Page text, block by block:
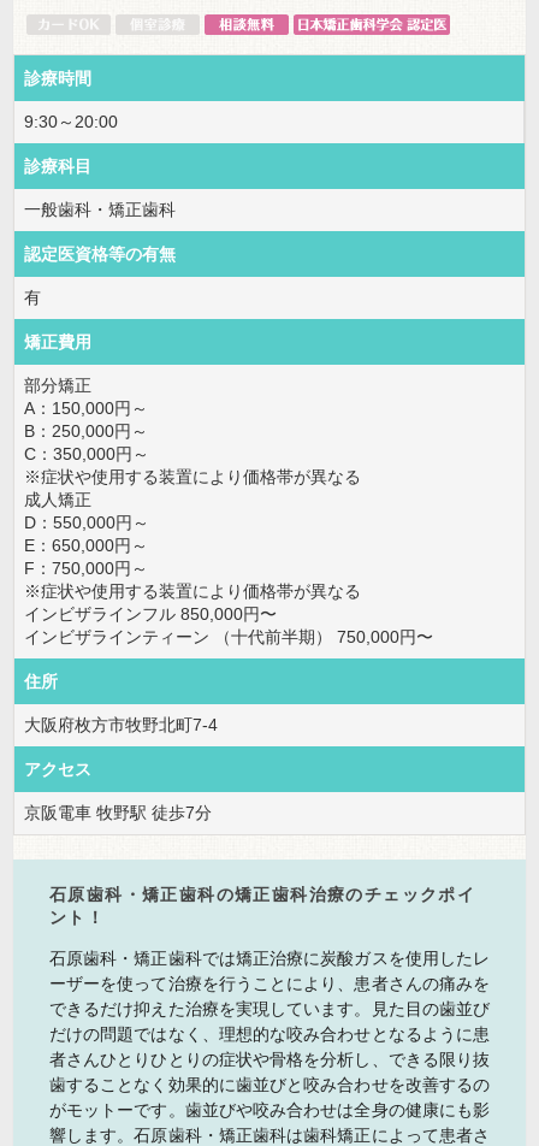
診療時間
9:30～20:00
診療科目
一般歯科・矯正歯科
認定医資格等の有無
有
矯正費用
部分矯正
A：150,000円～
B：250,000円～
C：350,000円～
※症状や使用する装置により価格帯が異なる
成人矯正
D：550,000円～
E：650,000円～
F：750,000円～
※症状や使用する装置により価格帯が異なる
インビザラインフル 850,000円〜
インビザラインティーン （十代前半期） 750,000円〜
住所
大阪府枚方市牧野北町7-4
アクセス
京阪電車 牧野駅 徒歩7分
石原歯科・矯正歯科の矯正歯科治療のチェックポイ
ント！
石原歯科・矯正歯科では矯正治療に炭酸ガスを使用したレ
ーザーを使って治療を行うことにより、患者さんの痛みを
できるだけ抑えた治療を実現しています。見た目の歯並び
だけの問題ではなく、理想的な咬み合わせとなるように患
者さんひとりひとりの症状や骨格を分析し、できる限り抜
歯することなく効果的に歯並びと咬み合わせを改善するの
がモットーです。歯並びや咬み合わせは全身の健康にも影
響します。石原歯科・矯正歯科は歯科矯正によって患者さ